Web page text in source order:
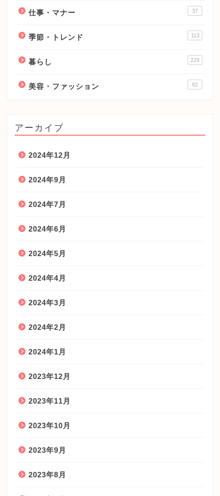
仕事・マナー 37
季節・トレンド 113
暮らし 229
美容・ファッション 82
アーカイブ
2024年12月
2024年9月
2024年7月
2024年6月
2024年5月
2024年4月
2024年3月
2024年2月
2024年1月
2023年12月
2023年11月
2023年10月
2023年9月
2023年8月